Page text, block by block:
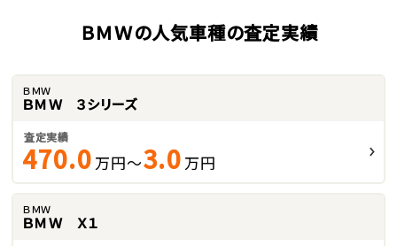
ＢＭＷの人気車種の査定実績
ＢＭＷ
ＢＭＷ ３シリーズ
査定実績
470.0 万円～3.0 万円
ＢＭＷ
ＢＭＷ Ｘ１